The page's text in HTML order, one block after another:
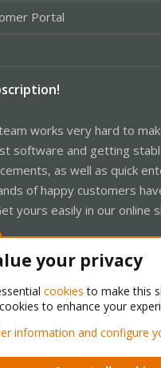
Portal
works very hard to
software and getting
as well as quick
of happy customers
yours easily in our online
Proxmox Support Forum - Light
and rules Privacy policy
your privacy
cookies to make this
to enhance your
information and configure